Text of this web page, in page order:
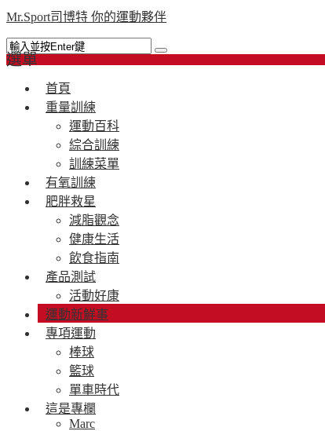
Mr.Sport司博特 你的運動夥伴
選單
首頁
重量訓練
運動百科
綜合訓練
訓練菜單
有氧訓練
肥胖救星
減脂觀念
健康生活
飲食指南
產品測試
活動好康
運動新鮮事
專項運動
棒球
籃球
單車時代
這是專欄
Marc